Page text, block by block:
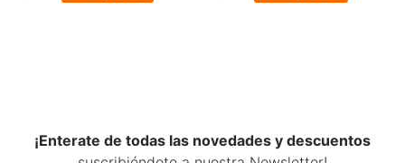
¡Enterate de todas las novedades y descuentos